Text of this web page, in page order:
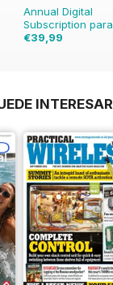
Annual Digital
Subscription para
€39,99
INTERESAR